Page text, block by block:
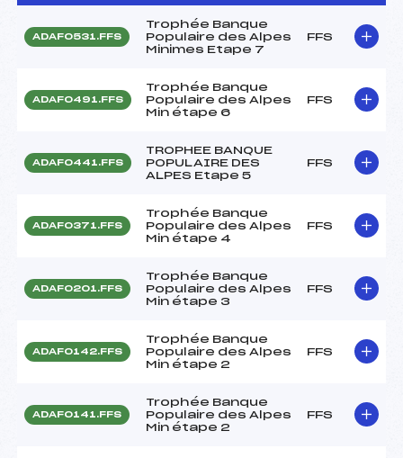
ADAF0531.FFS
Trophée Banque
Populaire des Alpes
Minimes Etape 7
FFS
ADAF0491.FFS
Trophée Banque
Populaire des Alpes
Min étape 6
FFS
ADAF0441.FFS
TROPHEE BANQUE
POPULAIRE DES
ALPES Etape 5
FFS
ADAF0371.FFS
Trophée Banque
Populaire des Alpes
Min étape 4
FFS
ADAF0201.FFS
Trophée Banque
Populaire des Alpes
Min étape 3
FFS
ADAF0142.FFS
Trophée Banque
Populaire des Alpes
Min étape 2
FFS
ADAF0141.FFS
Trophée Banque
Populaire des Alpes
Min étape 2
FFS